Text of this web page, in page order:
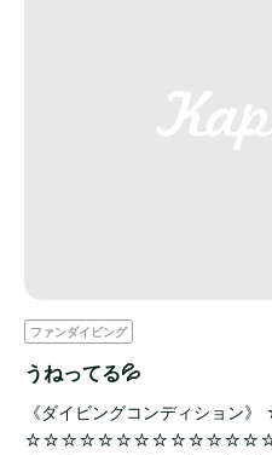
ファンダイビング
うねってる💦
《ダイビングコンディ
☆☆☆☆☆☆☆☆☆☆☆☆☆☆☆